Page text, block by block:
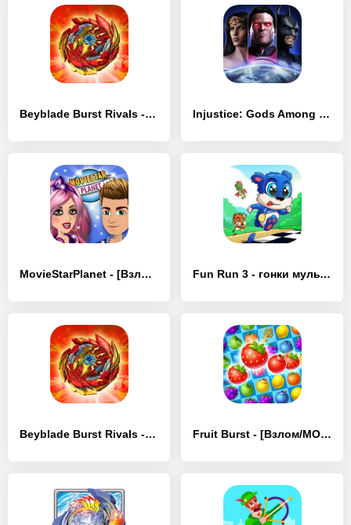
Beyblade Burst Rivals - [Взлом/МОД Много денег] Injustice: Gods Among Us - [Взлом/МОД Бесконечные деньги]
MovieStarPlanet - [Взлом/МОД Все открыто] Fun Run 3 - гонки мультиплеер - [Взлом/МОД Все открыто]
Beyblade Burst Rivals - [Взлом/МОД Много денег] Fruit Burst - [Взлом/МОД Много денег]